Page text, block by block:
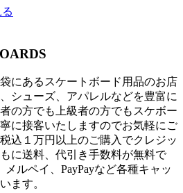
にあるスケートボード用品のお店
シューズ、アパレルなどを豊富に
の方でも上級者の方でもスケボー
に接客いたしますのでお気軽にご
込１万円以上のご購入でクレジッ
に送料、代引き手数料が無料で
ルペイ、PayPayなど各種キャッ
ます。